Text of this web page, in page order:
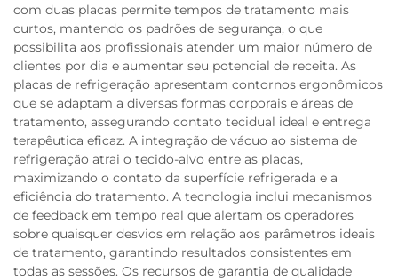
com duas placas permite tempos de tratamento mais
curtos, mantendo os padrões de segurança, o que
possibilita aos profissionais atender um maior número de
clientes por dia e aumentar seu potencial de receita. As
placas de refrigeração apresentam contornos ergonômicos
que se adaptam a diversas formas corporais e áreas de
tratamento, assegurando contato tecidual ideal e entrega
terapêutica eficaz. A integração de vácuo ao sistema de
refrigeração atrai o tecido-alvo entre as placas,
maximizando o contato da superfície refrigerada e a
eficiência do tratamento. A tecnologia inclui mecanismos
de feedback em tempo real que alertam os operadores
sobre quaisquer desvios em relação aos parâmetros ideais
de tratamento, garantindo resultados consistentes em
todas as sessões. Os recursos de garantia de qualidade